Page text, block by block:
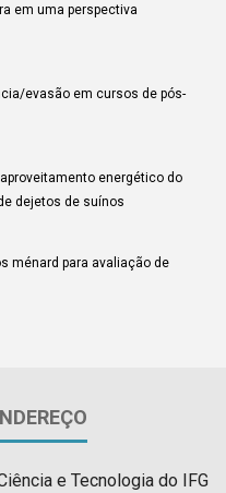
em uma perspectiva
evasão em cursos de pós-
energético do
dejetos de suínos
ménard para avaliação de
e Tecnologia do IFG